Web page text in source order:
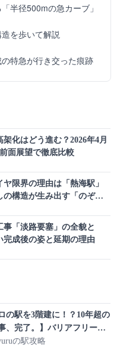
半径500mの急カーブ」
を歩いて解説
特急が行き交った痕跡
架化はどう進む？2026年4月
面展望で徹底比較
限界の理由は「熱海駅」
の構造が生み出す「のぞみ
事「淡路要塞」の全貌と
完成後の姿と延期の理由
の駅を3階建に！？10年超の
、完了。】バリアフリーか
駅前広場、12両化、ホーム
の駅攻略